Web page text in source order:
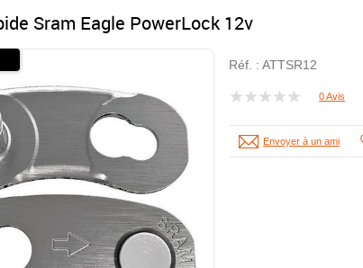
Sram Eagle PowerLock 12v
Réf. : ATTSR12
0 Avis
Envoyer à un ami